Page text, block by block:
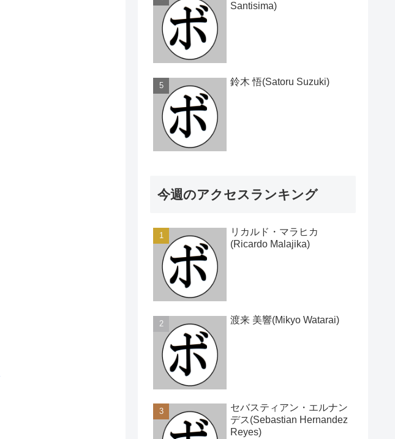
Santisima)
鈴木 悟(Satoru Suzuki)
今週のアクセスランキング
リカルド・マラヒカ
(Ricardo Malajika)
渡来 美響(Mikyo Watarai)
セバスティアン・エルナン
デス(Sebastian Hernandez
Reyes)